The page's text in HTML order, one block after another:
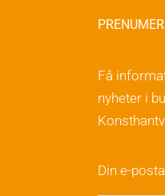
Få
nyheter i
Din e-